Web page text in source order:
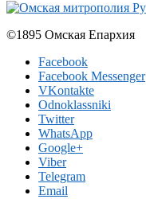
©1895 Омская Епархия
Facebook
Facebook Messenger
VKontakte
Odnoklassniki
Twitter
WhatsApp
Google+
Viber
Telegram
Email